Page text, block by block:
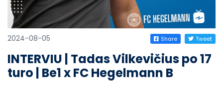
2024-08-05 Share Tweet
INTERVIU | Tadas Vilkevičius po 17
turo | Be1 x FC Hegelmann B